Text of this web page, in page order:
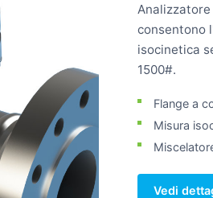
consentono
isocinetica
1500#.
Flange a
Misura
Vedi